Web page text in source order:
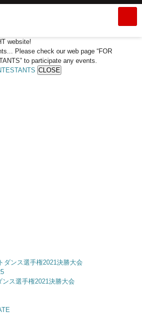
website!
Please check our web page “FOR
to participate any events.
CLOSE
ス選手権2021決勝大会